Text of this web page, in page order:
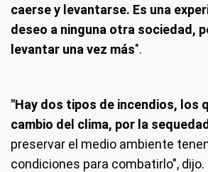
caerse y levantarse. Es una
deseo a ninguna otra sociedad,
levantar una vez más".
"Hay dos tipos de incendios, los
cambio del clima, por la
preservar el medio ambiente
condiciones para combatirlo", dijo.